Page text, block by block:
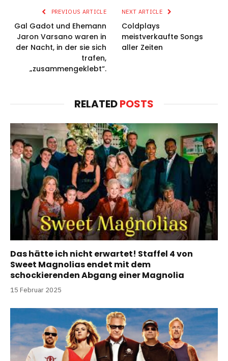
PREVIOUS ARTICLE
Gal Gadot und Ehemann
Jaron Varsano waren in
der Nacht, in der sie sich
trafen,
„zusammengeklebt“.
NEXT ARTICLE
Coldplays
meistverkaufte Songs
aller Zeiten
RELATEDPOSTS
Das hätte ich nicht erwartet! Staffel 4 von
Sweet Magnolias endet mit dem
schockierenden Abgang einer Magnolia
15 Februar 2025